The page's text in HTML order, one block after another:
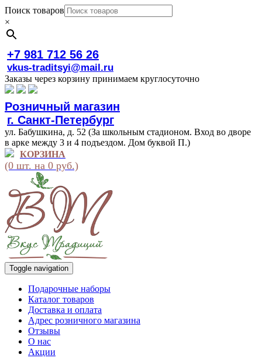
Поиск товаров
×
+7 981 712 56 26
vkus-traditsyi@mail.ru
Заказы через корзину принимаем круглосуточно
Розничный магазин
г. Санкт-Петербург
ул. Бабушкина, д. 52 (За школьным стадионом. Вход во дворе
в арке между 3 и 4 подъездом. Дом буквой П.)
КОРЗИНА
(0 шт. на 0 руб.)
Toggle navigation
Подарочные наборы
Каталог товаров
Доставка и оплата
Адрес розничного магазина
Отзывы
О нас
Акции